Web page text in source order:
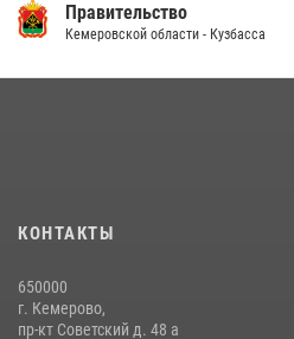
14 июля 2026, 08:52 1
20 июля 2026, 10:54
с покупками
20 июля 2026, 08:52
Правительство
Кемеровской области - Кузбасса
КОНТАКТЫ
650000
г. Кемерово,
пр-кт Советский д. 48 а